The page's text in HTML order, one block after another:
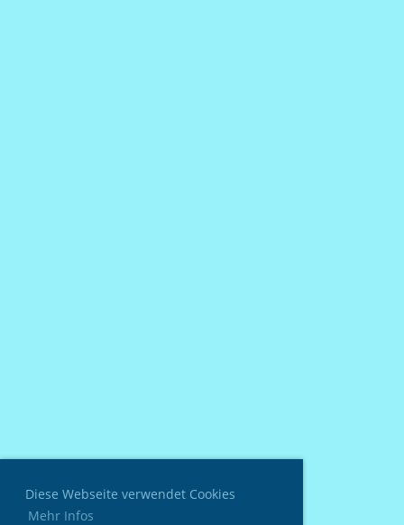
Diese Webseite verwendet Cookies
Mehr Infos